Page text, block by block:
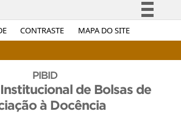
CONTRASTE MAPA DO SITE
Simplifique!
Acesso à informação
Legislação
PIBID
de Bolsas de
à Docência